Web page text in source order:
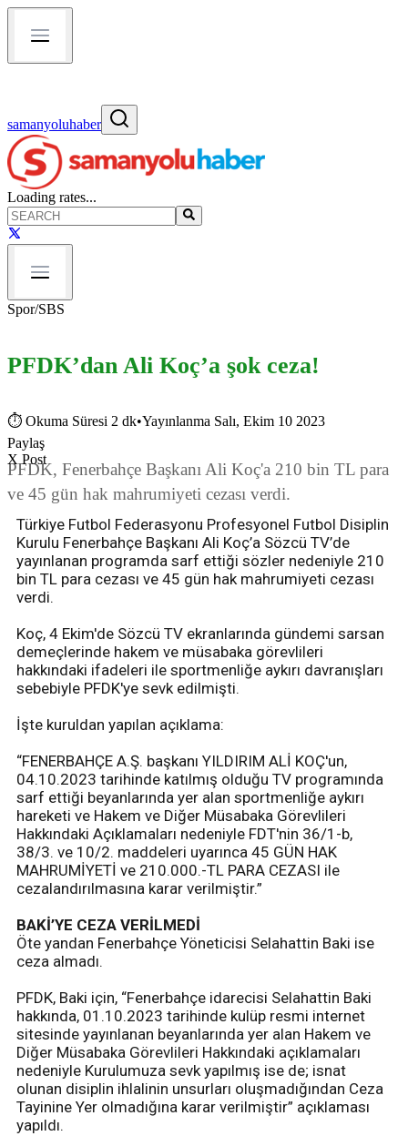
samanyoluhaber
Loading rates...
Spor/SBS
PFDK’dan Ali Koç’a şok ceza!
⏱ Okuma Süresi 2 dk•Yayınlanma Salı, Ekim 10 2023
Paylaş
X Post
PFDK, Fenerbahçe Başkanı Ali Koç'a 210 bin TL para
ve 45 gün hak mahrumiyeti cezası verdi.
Türkiye Futbol Federasyonu Profesyonel Futbol Disiplin
Kurulu Fenerbahçe Başkanı Ali Koç’a Sözcü TV’de
yayınlanan programda sarf ettiği sözler nedeniyle 210
bin TL para cezası ve 45 gün hak mahrumiyeti cezası
verdi.
Koç, 4 Ekim'de Sözcü TV ekranlarında gündemi sarsan
demeçlerinde hakem ve müsabaka görevlileri
hakkındaki ifadeleri ile sportmenliğe aykırı davranışları
sebebiyle PFDK'ye sevk edilmişti.
İşte kuruldan yapılan açıklama:
“FENERBAHÇE A.Ş. başkanı YILDIRIM ALİ KOÇ'un,
04.10.2023 tarihinde katılmış olduğu TV programında
sarf ettiği beyanlarında yer alan sportmenliğe aykırı
hareketi ve Hakem ve Diğer Müsabaka Görevlileri
Hakkındaki Açıklamaları nedeniyle FDT'nin 36/1-b,
38/3. ve 10/2. maddeleri uyarınca 45 GÜN HAK
MAHRUMİYETİ ve 210.000.-TL PARA CEZASI ile
cezalandırılmasına karar verilmiştir.”
BAKİ’YE CEZA VERİLMEDİ
Öte yandan Fenerbahçe Yöneticisi Selahattin Baki ise
ceza almadı.
PFDK, Baki için, “Fenerbahçe idarecisi Selahattin Baki
hakkında, 01.10.2023 tarihinde kulüp resmi internet
sitesinde yayınlanan beyanlarında yer alan Hakem ve
Diğer Müsabaka Görevlileri Hakkındaki açıklamaları
nedeniyle Kurulumuza sevk yapılmış ise de; isnat
olunan disiplin ihlalinin unsurları oluşmadığından Ceza
Tayinine Yer olmadığına karar verilmiştir” açıklaması
yapıldı.